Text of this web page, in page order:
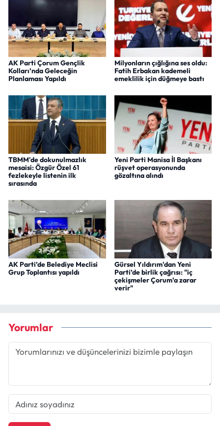
AK Parti Çorum Gençlik
Kolları’nda Geleceğin
Planlaması Yapıldı
Milyonların çığlığına ses oldu:
Fatih Erbakan kademeli
emeklilik için düğmeye bastı
TBMM'de dokunulmazlık
mesaisi: Özgür Özel 61
fezlekeyle listenin ilk
sırasında
Yeni Parti Manisa İl Başkanı
rüşvet operasyonunda
gözaltına alındı
AK Parti’de Belediye Meclisi
Grup Toplantısı yapıldı
Gürsel Yıldırım'dan Yeni
Parti’de birlik çağrısı: "iç
çekişmeler Çorum’a zarar
verir"
Yorumlar